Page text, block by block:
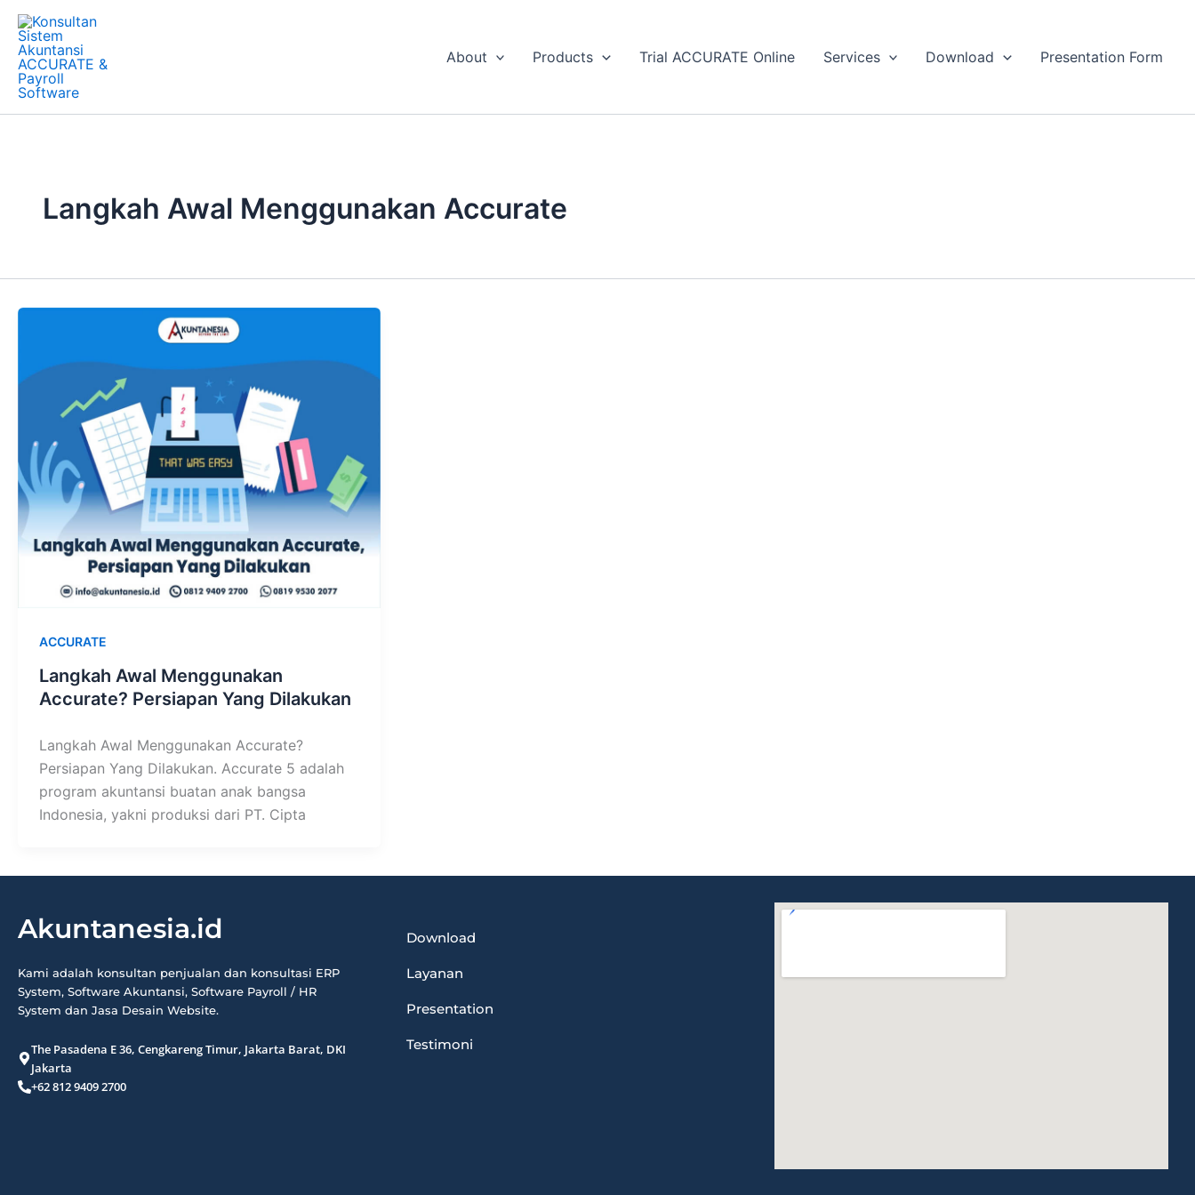
Skip
content
About Products Trial ACCURATE Online Services Download Presentation Form
Langkah Awal Menggunakan Accurate
ACCURATE
Langkah Awal Menggunakan
Accurate? Persiapan Yang Dilakukan
Langkah Awal Menggunakan Accurate?
Persiapan Yang Dilakukan. Accurate 5 adalah
program akuntansi buatan anak bangsa
Indonesia, yakni produksi dari PT. Cipta
Akuntanesia.id
Kami adalah konsultan penjualan dan konsultasi ERP
System, Software Akuntansi, Software Payroll / HR
System dan Jasa Desain Website.
The Pasadena E 36, Cengkareng Timur, Jakarta Barat, DKI
Jakarta
+62 812 9409 2700
Download
Layanan
Presentation
Testimoni